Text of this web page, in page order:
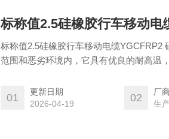
标称值2.5硅橡胶行车移动电
标称值2.5硅橡胶行车移动电缆YGCFRP2
范围和恶劣环境内，它具有优良的耐高温
金，港口，矿山，物理，仓储，，电厂，
01
更新日期
2026-04-19
02
厂
生